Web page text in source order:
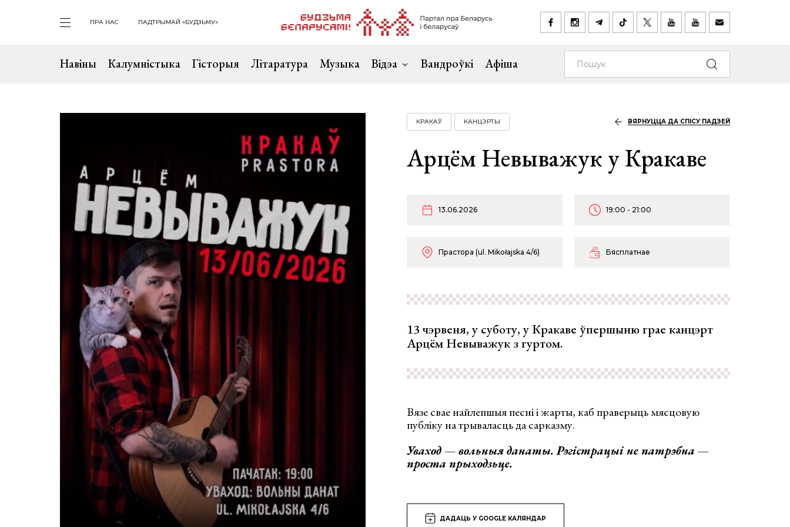
ПРА НАС ПАДТРЫМАЙ «БУДЗЬМУ»
Навіны Калумністыка Гісторыя Літаратура Музыка Відэа Вандроўкі Афіша
КРАКАЎ КАНЦЭРТЫ ВЯРНУЦЦА ДА СПІСУ ПАДЗЕЙ
Арцём Невыважук у Кракаве
13.06.2026 19:00 - 21:00
Прастора (ul. Mikołajska 4/6) Бясплатнае
13 чэрвеня, у суботу, у Кракаве ўпершыню грае канцэрт
Арцём Невыважук з гуртом.
Вязе свае найлепшыя песні і жарты, каб праверыць мясцовую
публіку на трываласць да сарказму.
Уваход — вольныя данаты. Рэгістрацыі не патрэбна —
проста прыходзьце.
ДАДАЦЬ У GOOGLE КАЛЯНДАР